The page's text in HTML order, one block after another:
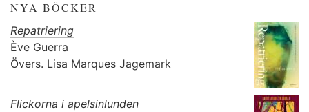
NYA BÖCKER
Repatriering
Ève Guerra
Övers. Lisa Marques Jagemark
Flickorna i apelsinlunden